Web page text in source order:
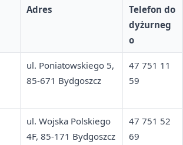
Adres
Telefon do
dyżurneg
o
ul. Poniatowskiego 5,
85-671 Bydgoszcz
47 751 11
59
ul. Wojska Polskiego
4F, 85-171 Bydgoszcz
47 751 52
69